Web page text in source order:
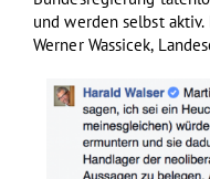
und werden selbst aktiv.
Werner Wassicek,